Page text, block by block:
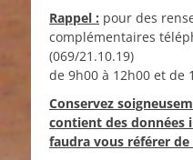
Rappel : pour des
complémentaires
(069/21.10.19)
de 9h00 à 12h00 et de
Conservez
contient des données
faudra vous référer